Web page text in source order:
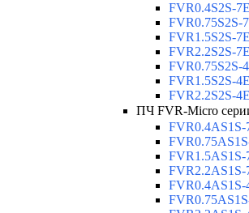
FVR0.4S2S-
FVR0.75S2S-
FVR1.5S2S-
FVR2.2S2S-
FVR0.75S2S-
FVR1.5S2S-
FVR2.2S2S-
ПЧ FVR-Micro